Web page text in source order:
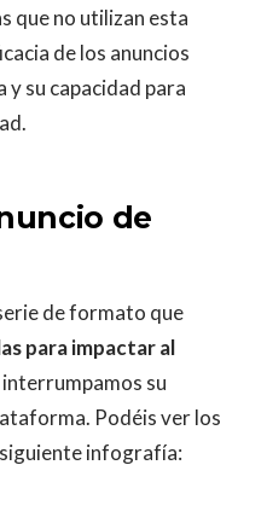
que no utilizan esta
de los anuncios
su capacidad para
de
de formato que
para impactar al
su
Podéis ver los
infografía: